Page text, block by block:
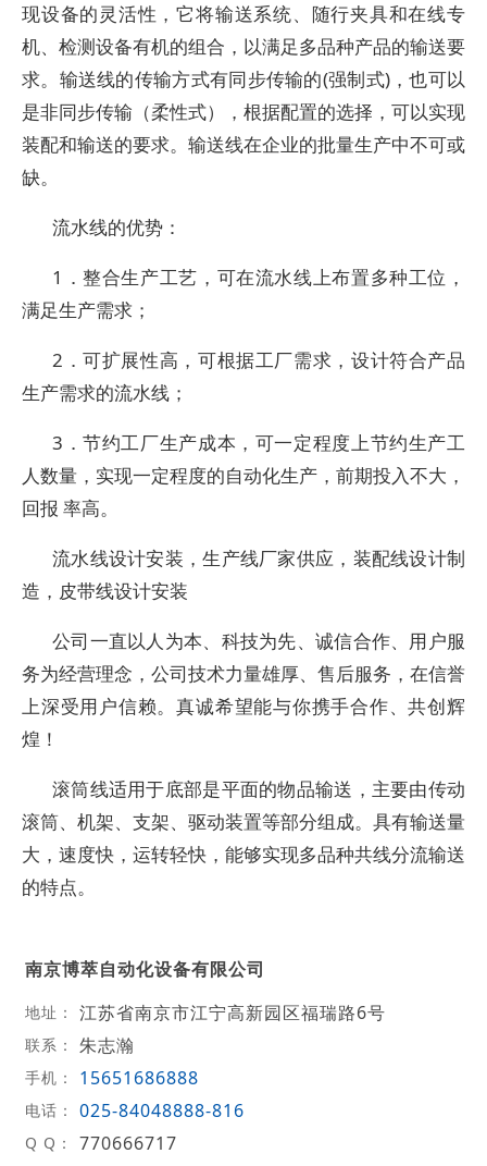
现设备的灵活性，它将输送系统、随行夹具和在线专
机、检测设备有机的组合，以满足多品种产品的输送要
求。输送线的传输方式有同步传输的(强制式)，也可以
是非同步传输（柔性式），根据配置的选择，可以实现
装配和输送的要求。输送线在企业的批量生产中不可或
缺。
流水线的优势：
1．整合生产工艺，可在流水线上布置多种工位，
满足生产需求；
2．可扩展性高，可根据工厂需求，设计符合产品
生产需求的流水线；
3．节约工厂生产成本，可一定程度上节约生产工
人数量，实现一定程度的自动化生产，前期投入不大，
回报 率高。
流水线设计安装，生产线厂家供应，装配线设计制
造，皮带线设计安装
公司一直以人为本、科技为先、诚信合作、用户服
务为经营理念，公司技术力量雄厚、售后服务，在信誉
上深受用户信赖。真诚希望能与你携手合作、共创辉
煌！
滚筒线适用于底部是平面的物品输送，主要由传动
滚筒、机架、支架、驱动装置等部分组成。具有输送量
大，速度快，运转轻快，能够实现多品种共线分流输送
的特点。
南京博萃自动化设备有限公司
地址： 江苏省南京市江宁高新园区福瑞路6号
联系： 朱志瀚
手机： 15651686888
电话： 025-84048888-816
Q Q： 770666717